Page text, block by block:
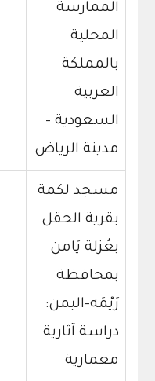
الممارسة
المحلية
بالمملكة
العربية
السعودية -
مدينة الرياض
مسجد لكمة
بقرية الحقل
بعُزلة يَامن
بمحافظة
رَيْمَه-اليمن:
دراسة آثارية
معمارية